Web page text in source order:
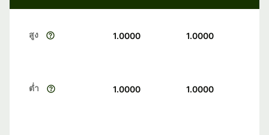
สูง 1.0000 1.0000
ต่ำ 1.0000 1.0000